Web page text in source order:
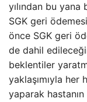
yılından bu
SGK geri
önce SGK geri
de dahil
beklentiler
yaklaşımıyla
yaparak